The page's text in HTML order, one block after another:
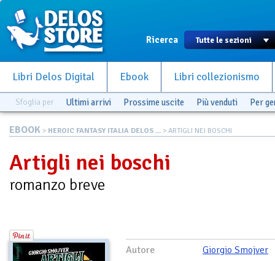
Ricerca
Libri Delos Digital Ebook Libri collezionismo
Sfoglia per Ultimi arrivi Prossime uscite Più venduti Per
EBOOK > HEROIC FANTASY ITALIA DELOS ... > ARTIGLI NEI BOSCHI
Artigli nei boschi
romanzo breve
Autore
Giorgio Smojver